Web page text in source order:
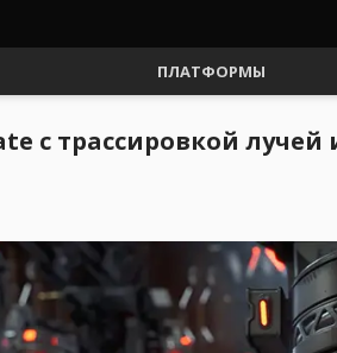
ПЛАТФОРМЫ
с трассировкой лучей